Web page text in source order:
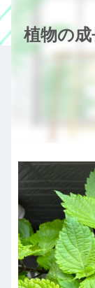
植物の